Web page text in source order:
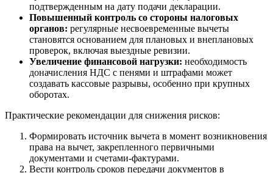
подтвержденным на дату подачи декларации.
Повышенный контроль со стороны налоговых
органов: регулярные несвоевременные вычеты
становятся основанием для плановых и внеплановых
проверок, включая выездные ревизии.
Увеличение финансовой нагрузки: необходимость
доначисления НДС с пенями и штрафами может
создавать кассовые разрывы, особенно при крупных
оборотах.
Практические рекомендации для снижения рисков:
Формировать источник вычета в момент возникновения
права на вычет, закрепленного первичными
документами и счетами-фактурами.
Вести контроль сроков передачи документов в